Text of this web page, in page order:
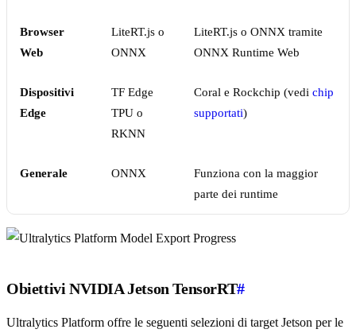
Browser
Web
LiteRT.js o
ONNX
LiteRT.js o ONNX tramite
ONNX Runtime Web
Dispositivi
Edge
TF Edge
TPU o
RKNN
Coral e Rockchip (vedi chip
supportati)
Generale ONNX
Funziona con la maggior
parte dei runtime
Obiettivi NVIDIA Jetson TensorRT#
Ultralytics Platform offre le seguenti selezioni di target Jetson per le